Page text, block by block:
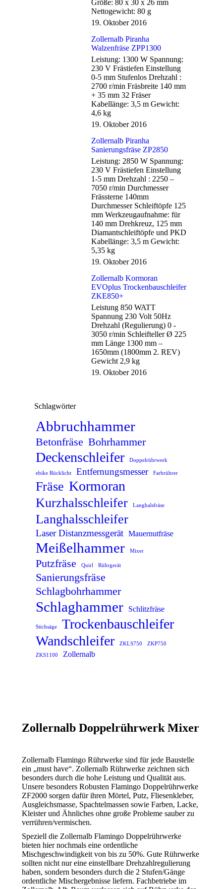
Größe: 80 x 30 x 26 mm
Nettogewicht: 80 g
19. Oktober 2016
Zollernalb Piranha
Walzenfräse ZPP1300
Leistung: 1300 W Spannung:
230 V Frästiefen Einstellung
0-5 mm Stufenlos Drehzahl :
2700 r/min Fräsbreite 140 mm
+ 35 mm 32 Fräser
Kabellänge: 3,5 m Gewicht:
4,6 kg
19. Oktober 2016
Zollernalb Piranha
Sanierungsfräse ZP2850
Leistung: 2850 W Spannung:
230 V Frästiefen Einstellung
1-5 mm Drehzahl : 2250 –
7050 r/min Durchmesser
Frässterne 140mm
Durchmesser Schleiftöpfe 125
mm Werkzeugaufnahme: für
140 mm Drehkreuz, 125 mm
Diamantschleiftöpfe und PKD
Kabellänge: 3,5 m Gewicht:
5,35 kg
19. Oktober 2016
Zollernalb Kormoran
EVOplus Trockenbauschleifer
ZKE850+
Leistung 850 WATT
Spannung 230 Volt 50Hz
Drehzahl (Regulierung) 0 -
3050 r/min Schleifteller Ø 225
mm Länge 1300 mm –
1650mm (1800mm 2. REV)
Gewicht 2,9 kg
19. Oktober 2016
Schlagwörter
Abbruchhammer
Betonfräse Bohrhammer
Deckenschleifer Doppelrührwerk
ebike Rücklicht Entfernungsmesser Farbrührer
Fräse Kormoran
Kurzhalsschleifer Langhalsfräse
Langhalsschleifer
Laser Distanzmessgerät Mauernutfräse
Meißelhammer Mixer
Putzfräse Quirl Rührgerät
Sanierungsfräse
Schlagbohrhammer
Schlaghammer Schlitzfräse
Stichsäge
Trockenbauschleifer
Wandschleifer
ZKLS750 ZKP750
ZKS1100 Zollernalb
Zollernalb Doppelrührwerk Mixer
Zollernalb Flamingo Rührwerke sind für jede Baustelle
ein „must have“. Zollernalb Rührwerke zeichnen sich
besonders durch die hohe Leistung und Qualität aus.
Unsere besonders Robusten Flamingo Doppelrührwerke
ZF2000 sorgen dafür ihren Mörtel, Putz, Fliesenkleber,
Ausgleichsmasse, Spachtelmassen sowie Farben, Lacke,
Kleister und Ähnliches ohne große Probleme sauber zu
verrühren/vermischen.
Speziell die Zollernalb Flamingo Doppelrührwerke
bieten hier nochmals eine ordentliche
Mischgeschwindigkeit von bis zu 50%. Gute Rührwerke
sollten nicht nur eine einstellbare Drehzahlregulierung
haben, sondern besonders durch die 2 Stufen/Gänge
ordentliche Mischergebnisse liefern. Fachbetriebe im